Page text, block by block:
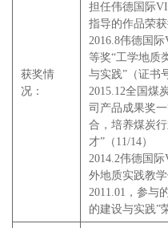
获奖情
况：
担任伟德国际
指导的作品荣
2016.8伟德国
等奖“工学地质
与实践”（证书
2015.12全国煤
司产品成果奖
合，培养煤炭
才”（11/14）
2014.2伟德国
外地质实践教学
2011.01，参与
的建设与实践”